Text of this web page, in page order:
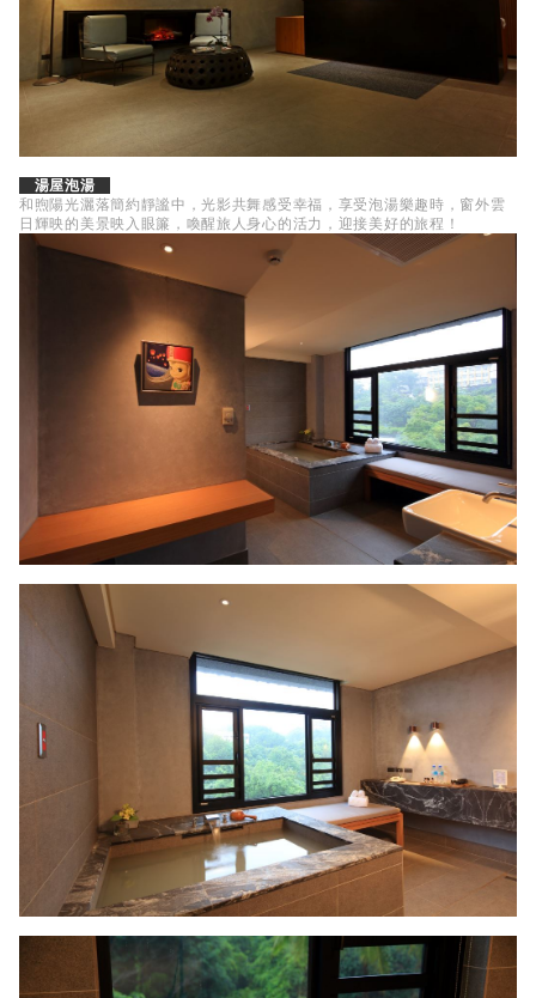
湯屋泡湯
和煦陽光灑落簡約靜謐中，光影共舞感受幸福，享受泡湯樂趣時，窗外雲
日輝映的美景映入眼簾，喚醒旅人身心的活力，迎接美好的旅程！